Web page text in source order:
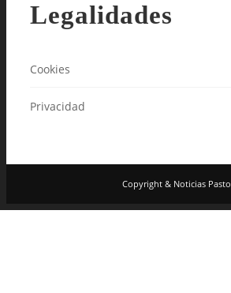
Legalidades
Cookies
Privacidad
Copyright & Noticias Pasto